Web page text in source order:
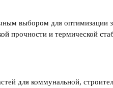
выбором для оптимизации
прочности и термической
для коммунальной,